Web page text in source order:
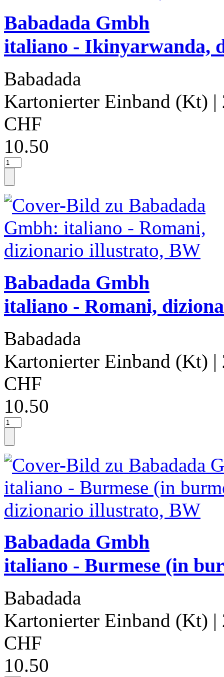
Babadada Gmbh
italiano - Ikinyarwanda,
Babadada
Kartonierter Einband (Kt) |
CHF
10.50
Babadada Gmbh
italiano - Romani,
Babadada
Kartonierter Einband (Kt) |
CHF
10.50
Babadada Gmbh
italiano - Burmese (in
Babadada
Kartonierter Einband (Kt) |
CHF
10.50